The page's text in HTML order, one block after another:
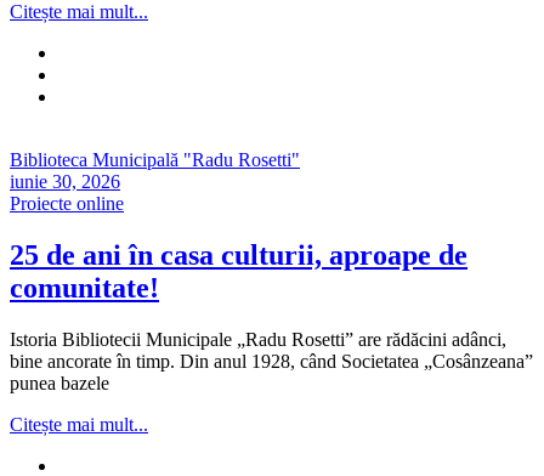
Citește mai mult...
Biblioteca Municipală "Radu Rosetti"
iunie 30, 2026
Proiecte online
25 de ani în casa culturii, aproape de
comunitate!
Istoria Bibliotecii Municipale „Radu Rosetti” are rădăcini adânci,
bine ancorate în timp. Din anul 1928, când Societatea „Cosânzeana”
punea bazele
Citește mai mult...